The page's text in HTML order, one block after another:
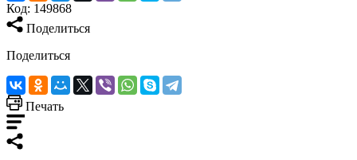
Код: 149868
Поделиться
Поделиться
Печать